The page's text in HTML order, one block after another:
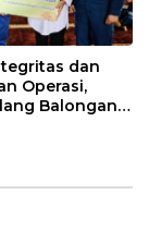
dan
Operasi,
Balongan